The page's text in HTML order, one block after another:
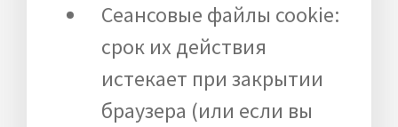
Сеансовые файлы cookie:
срок их действия
истекает при закрытии
браузера (или если вы